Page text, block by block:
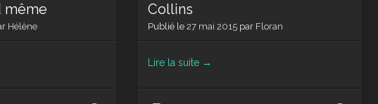
même
Hélène
Collins
Publié le 27 mai 2015par Floran
Lire la suite →